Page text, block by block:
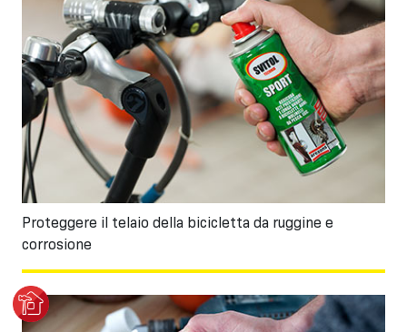
Proteggere il telaio della bicicletta da ruggine e
corrosione